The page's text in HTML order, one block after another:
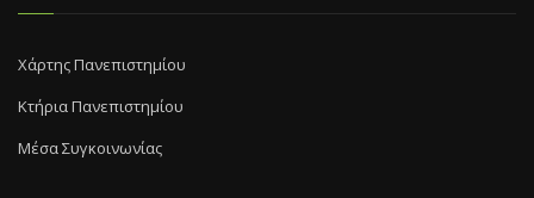
Χάρτης Πανεπιστημίου
Κτήρια Πανεπιστημίου
Μέσα Συγκοινωνίας